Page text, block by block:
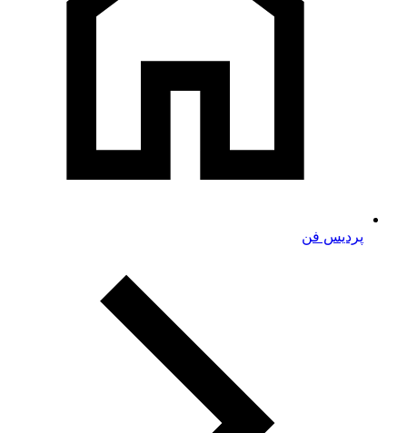
پردیس فن